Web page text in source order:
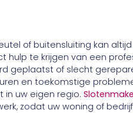
of buitensluiting kan
hulp te krijgen van een
geplaatst of slecht
en toekomstige
in uw eigen regio.
zodat uw woning of